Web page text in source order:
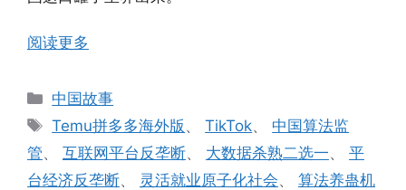
阅读更多
分
类
中国故事
标
签
Temu拼多多海外版 、TikTok、 中国算法监
管、 互联网平台反垄断、 大数据杀熟二选一、 平
台经济反垄断、 灵活就业原子化社会、 算法养蛊机